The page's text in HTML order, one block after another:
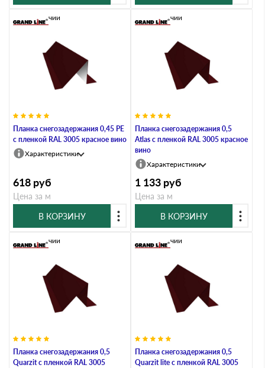
Планка снегозадержания 0,45 PE
с пленкой RAL 3005 красное вино
В наличии
Характеристики
618 руб
Цена за м
В КОРЗИНУ
Планка снегозадержания 0,5
Atlas с пленкой RAL 3005 красное
вино
В наличии
Характеристики
1 133 руб
Цена за м
В КОРЗИНУ
Планка снегозадержания 0,5
Quarzit с пленкой RAL 3005
В наличии
Планка снегозадержания 0,5
Quarzit lite с пленкой RAL 3005
В наличии